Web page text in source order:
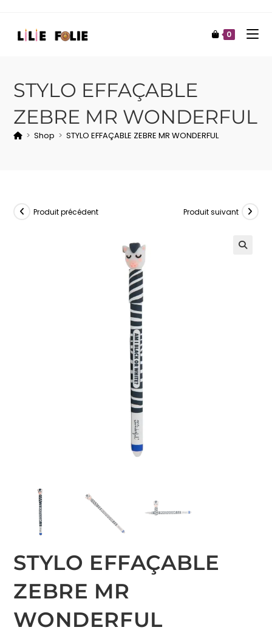
0
STYLO EFFAÇABLE
ZEBRE MR WONDERFUL
> Shop > STYLO EFFAÇABLE ZEBRE MR WONDERFUL
Produit précédent Produit suivant
STYLO EFFAÇABLE
ZEBRE MR
WONDERFUL